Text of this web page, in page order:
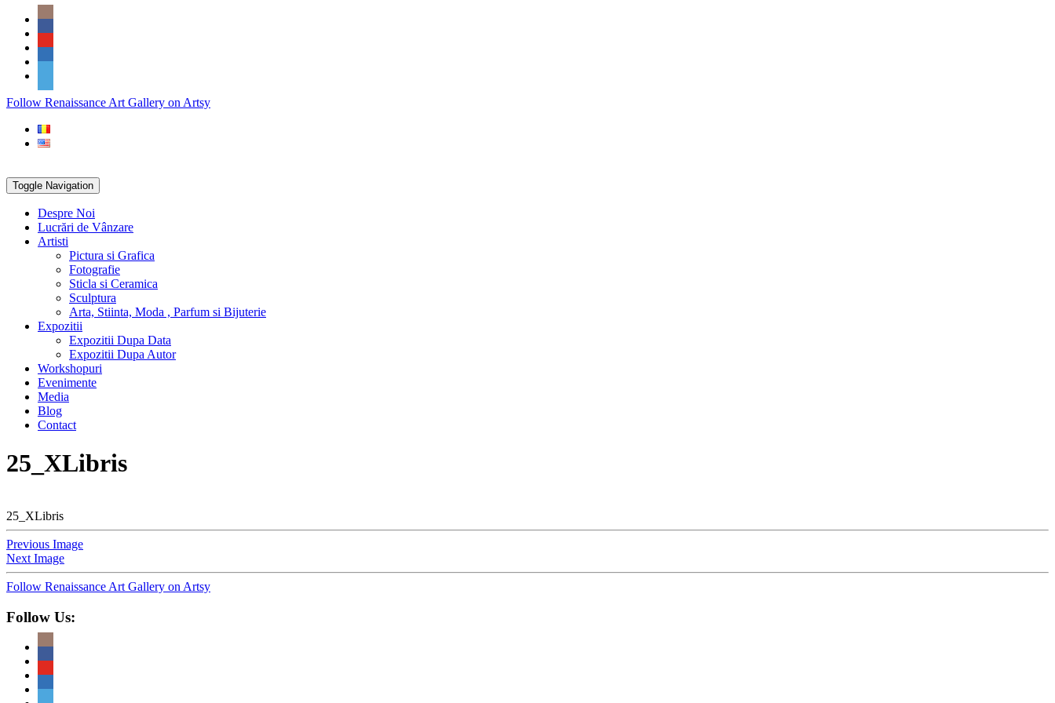
Skip
content
Social
Icons
PARTENER
Follow Renaissance Art Gallery on Artsy
Toggle Navigation
Despre Noi
Lucrări de Vânzare
Artisti
Pictura si Grafica
Fotografie
Sticla si Ceramica
Sculptura
Arta, Stiinta, Moda , Parfum si Bijuterie
Expozitii
Expozitii Dupa Data
Expozitii Dupa Autor
Workshopuri
Evenimente
Media
Blog
Contact
25_XLibris
25_XLibris
Previous Image
Next Image
Follow Renaissance Art Gallery on Artsy
Follow Us: